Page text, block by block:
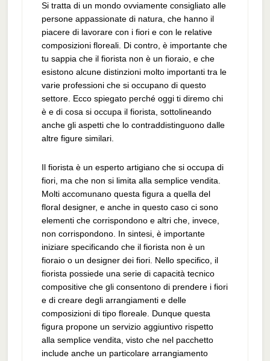
Si tratta di un mondo ovviamente consigliato alle
persone appassionate di natura, che hanno il
piacere di lavorare con i fiori e con le relative
composizioni floreali. Di contro, è importante che
tu sappia che il fiorista non è un fioraio, e che
esistono alcune distinzioni molto importanti tra le
varie professioni che si occupano di questo
settore. Ecco spiegato perché oggi ti diremo chi
è e di cosa si occupa il fiorista, sottolineando
anche gli aspetti che lo contraddistinguono dalle
altre figure similari.
Il fiorista è un esperto artigiano che si occupa di
fiori, ma che non si limita alla semplice vendita.
Molti accomunano questa figura a quella del
floral designer, e anche in questo caso ci sono
elementi che corrispondono e altri che, invece,
non corrispondono. In sintesi, è importante
iniziare specificando che il fiorista non è un
fioraio o un designer dei fiori. Nello specifico, il
fiorista possiede una serie di capacità tecnico
compositive che gli consentono di prendere i fiori
e di creare degli arrangiamenti e delle
composizioni di tipo floreale. Dunque questa
figura propone un servizio aggiuntivo rispetto
alla semplice vendita, visto che nel pacchetto
include anche un particolare arrangiamento